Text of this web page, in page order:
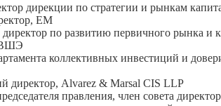
дирекции по стратегии и рынкам
EM
по развитию первичного рынка и
ВШЭ
коллективных инвестиций и
директор, Alvarez & Marsal CIS LLP
правления, член совета